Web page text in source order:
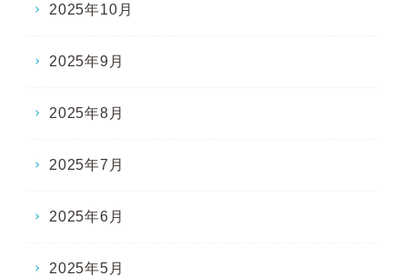
2025年10月
2025年9月
2025年8月
2025年7月
2025年6月
2025年5月